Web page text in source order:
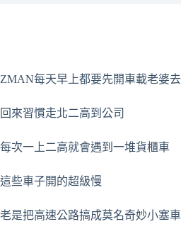
ZMAN每天早上都要先開車載老婆
回來習慣走北二高到公司
每次一上二高就會遇到一堆貨櫃車
這些車子開的超級慢
老是把高速公路搞成莫名奇妙小塞車